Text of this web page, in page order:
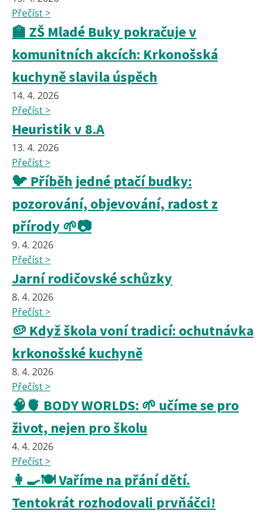
Přečíst >
🏫 ZŠ Mladé Buky pokračuje v
komunitních akcích: Krkonošská
kuchyně slavila úspěch
14. 4. 2026
Přečíst >
Heuristik v 8.A
13. 4. 2026
Přečíst >
🐦 Příběh jedné ptačí budky:
pozorování, objevování, radost z
přírody 🌱📷
9. 4. 2026
Přečíst >
Jarní rodičovské schůzky
8. 4. 2026
Přečíst >
🥔 Když škola voní tradicí: ochutnávka
krkonošské kuchyně
8. 4. 2026
Přečíst >
🧠🫀 BODY WORLDS: 🌱 učíme se pro
život, nejen pro školu
4. 4. 2026
Přečíst >
👩‍🍳🍽️ Vaříme na přání dětí.
Tentokrát rozhodovali prvňáčci!